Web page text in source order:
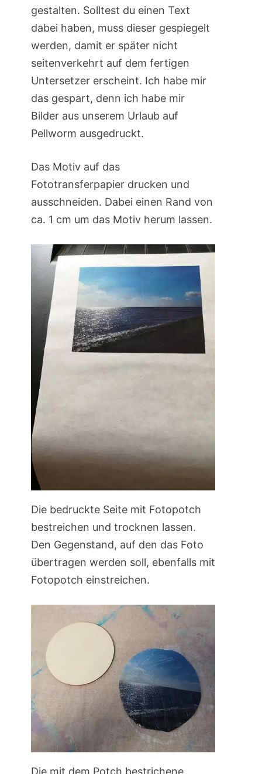
gestalten. Solltest du einen Text
dabei haben, muss dieser gespiegelt
werden, damit er später nicht
seitenverkehrt auf dem fertigen
Untersetzer erscheint. Ich habe mir
das gespart, denn ich habe mir
Bilder aus unserem Urlaub auf
Pellworm ausgedruckt.
Das Motiv auf das
Fototransferpapier drucken und
ausschneiden. Dabei einen Rand von
ca. 1 cm um das Motiv herum lassen.
Die bedruckte Seite mit Fotopotch
bestreichen und trocknen lassen.
Den Gegenstand, auf den das Foto
übertragen werden soll, ebenfalls mit
Fotopotch einstreichen.